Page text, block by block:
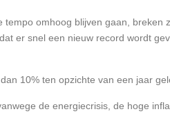
omhoog blijven gaan, breken
er snel een nieuw record wordt
10% ten opzichte van een jaar
de energiecrisis, de hoge